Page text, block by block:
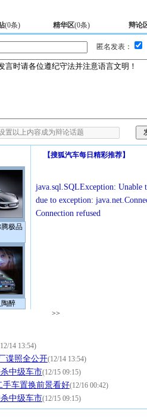
(0条) 精华区(0条) 辩论
匿名发表：
极品
醉
【搜狐汽车每日精彩推荐】
java.sql.SQLException: Unable
due to exception:
Connection refused
>>
14 13:54)
谍照全公开(12/14 13:54)
中级车市(12/15 09:15)
手车置换前景看好(12/16 00:42)
中级车市(12/15 09:15)